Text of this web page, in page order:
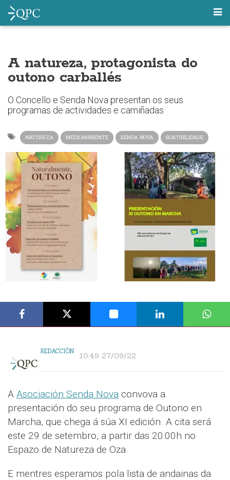
A natureza, protagonista do
outono carballés
O Concello e Senda Nova presentan os seus
programas de actividades e camiñadas
NATUREZA MEDIOAMBIENTE SENDA NOVA SOSTIBILIDADE
REDACCIÓN 10:49 27/09/22
A Asociación Senda Nova convova a
presentación do seu programa de Outono en
Marcha, que chega á súa XI edición. A cita será
este 29 de setembro, a partir das 20:00h no
Espazo de Natureza de Oza.
E mentres esperamos pola lista de andainas da